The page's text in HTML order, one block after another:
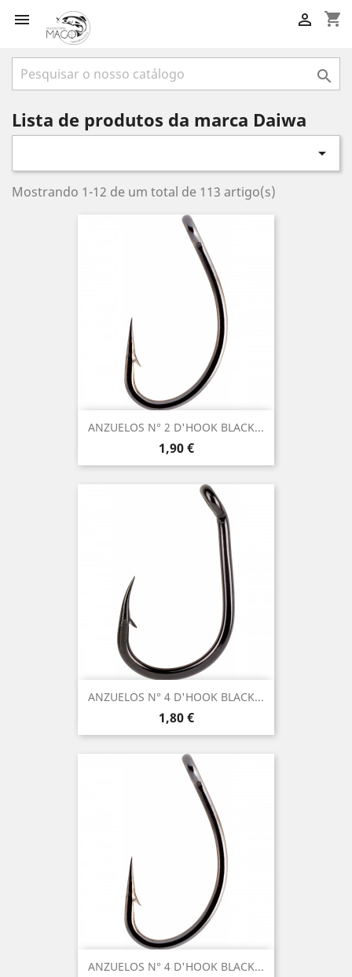
 shopping_cart


Lista de produtos da marca Daiwa

Mostrando 1-12 de um total de 113 artigo(s)
ANZUELOS N° 2 D'HOOK BLACK...
Preço
1,90 €
ANZUELOS N° 4 D'HOOK BLACK...
Preço
1,80 €
ANZUELOS N° 4 D'HOOK BLACK...